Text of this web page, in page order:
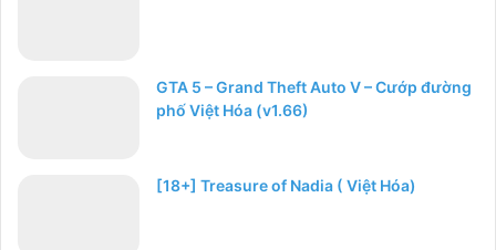
GTA 5 – Grand Theft Auto V – Cướp đường
phố Việt Hóa (v1.66)
[18+] Treasure of Nadia ( Việt Hóa)